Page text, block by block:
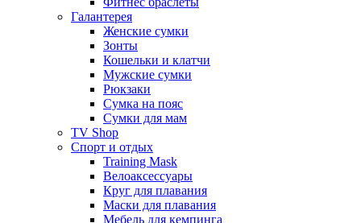
Галантерея
Женские сумки
Зонты
Кошельки и клатчи
Мужские сумки
Рюкзаки
Сумка на пояс
Сумки для мам
TV Shop
Спорт и отдых
Training Mask
Велоаксессуары
Круг для плавания
Маски для плавания
Мебель для кемпинга